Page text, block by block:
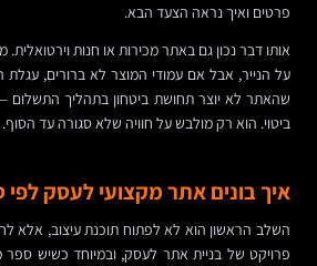
פרטים ואיך נראה הצעד הבא.
אותו דבר נכון גם באתר מכירות או חנות וירטואלית.
על הנייר, אבל אם עמודי המוצר לא ברורים, עגלת
שהאתר לא יוצר תחושת ביטחון בתהליך התשלום
ביטוי. הוא רק מולבש על חוויה שלא סגורה עד הסוף.
איך בונים אתר מקצועי לעסק לפי
השלב הראשון הוא לא לפתוח תוכנת עיצוב, אלא
פרויקט של בניית אתר לעסק, ובמיוחד כשיש ספר